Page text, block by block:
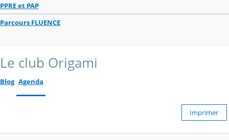
PPRE et PAP
Parcours FLUENCE
Le club Origami
Blog Agenda
Imprimer